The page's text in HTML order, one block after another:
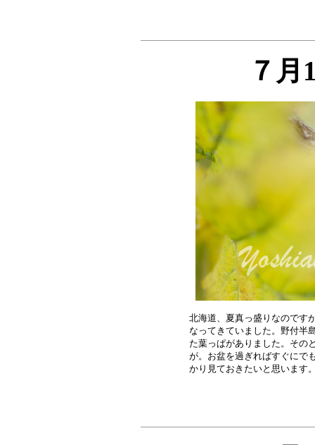
７月
北海道、夏真っ盛りなのです
なってきていました。野付半
た葉っぱがありました。その
が。お盆を過ぎればすぐにで